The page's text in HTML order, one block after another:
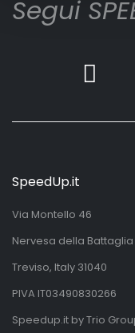
Segui
SpeedUp.it
Via Montello 46
Nervesa della Battaglia
Treviso, Italy 31040
PIVA IT03490830266
Speedup.it by Trio